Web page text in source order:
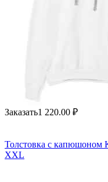
Заказать1 220.00 ₽
Толстовка с капюшоном
XXL